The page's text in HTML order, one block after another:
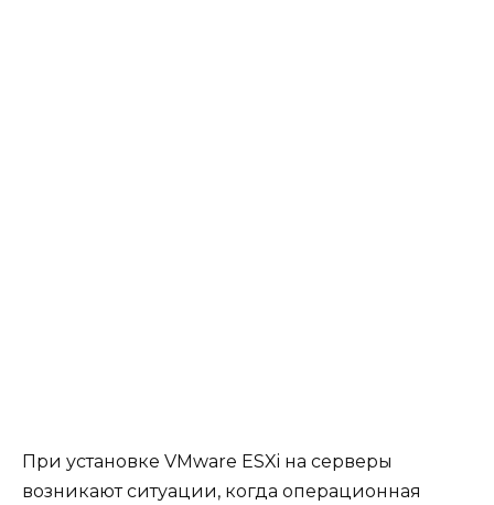
При установке VMware ESXi на серверы
возникают ситуации, когда операционная